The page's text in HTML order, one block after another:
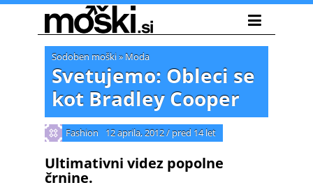
Sodoben moški» Moda
Svetujemo: Obleci se
kot Bradley Cooper
Fashion 12 aprila, 2012/ pred 14 let
Ultimativni videz popolne
črnine.